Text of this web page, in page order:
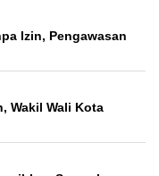
Izin, Pengawasan
Wakil Wali Kota